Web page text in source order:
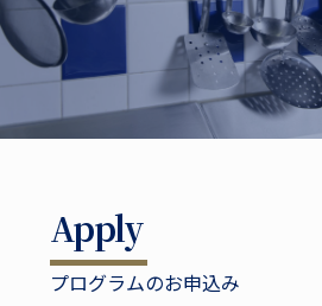
Apply
プログラムのお申込み